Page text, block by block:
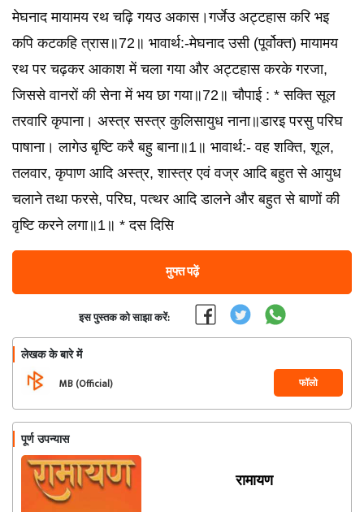
मेघनाद मायामय रथ चढ़ि गयउ अकास।गर्जेउ अट्टहास करि भइ
कपि कटकहि त्रास॥72॥ भावार्थ:-मेघनाद उसी (पूर्वोक्त) मायामय
रथ पर चढ़कर आकाश में चला गया और अट्टहास करके गरजा,
जिससे वानरों की सेना में भय छा गया॥72॥ चौपाई : * सक्ति सूल
तरवारि कृपाना। अस्त्र सस्त्र कुलिसायुध नाना॥डारइ परसु परिघ
पाषाना। लागेउ बृष्टि करै बहु बाना॥1॥ भावार्थ:- वह शक्ति, शूल,
तलवार, कृपाण आदि अस्त्र, शास्त्र एवं वज्र आदि बहुत से आयुध
चलाने तथा फरसे, परिघ, पत्थर आदि डालने और बहुत से बाणों की
वृष्टि करने लगा॥1॥ * दस दिसि
मुफ्त पढ़ें
इस पुस्तक को साझा करें:
लेखक के बारे में
MB (Official) फॉलो
पूर्ण उपन्यास
रामायण